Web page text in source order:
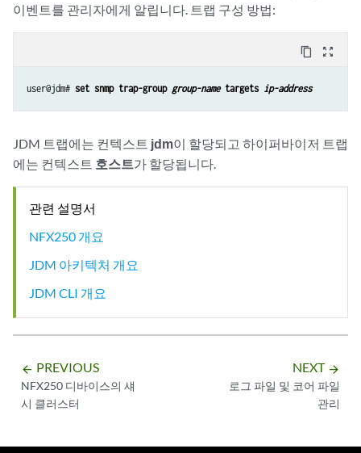
이벤트를 관리자에게 알립니다. 트랩 구성 방법:
content_copy zoom_out_map
user@jdm# set snmp trap-group group-name targets ip-address
JDM 트랩에는 컨텍스트 jdm이 할당되고 하이퍼바이저 트랩
에는 컨텍스트 호스트가 할당됩니다.
관련 설명서
NFX250 개요
JDM 아키텍처 개요
JDM CLI 개요
arrow_backward PREVIOUS
NFX250 디바이스의 섀
시 클러스터
NEXT arrow_forward
로그 파일 및 코어 파일
관리